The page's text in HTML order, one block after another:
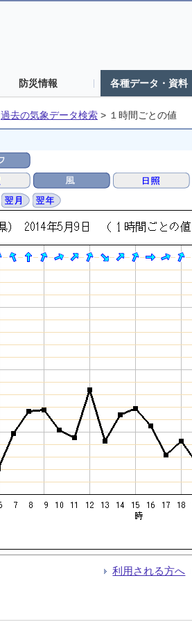
防災情報 各種データ・資料
過去の気象データ検索 > １時間ごとの値
利用される方へ